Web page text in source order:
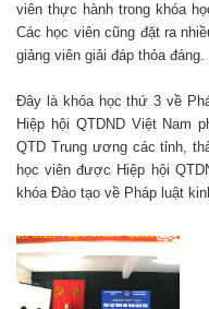
viên thực hành trong khóa
Các học viên cũng đặt ra
giảng viên giải đáp thỏa đáng.
Đây là khóa học thứ 3 về
Hiệp hội QTDND Việt Nam
QTD Trung ương các tỉnh,
học viên được Hiệp hội
khóa Đào tạo về Pháp luật